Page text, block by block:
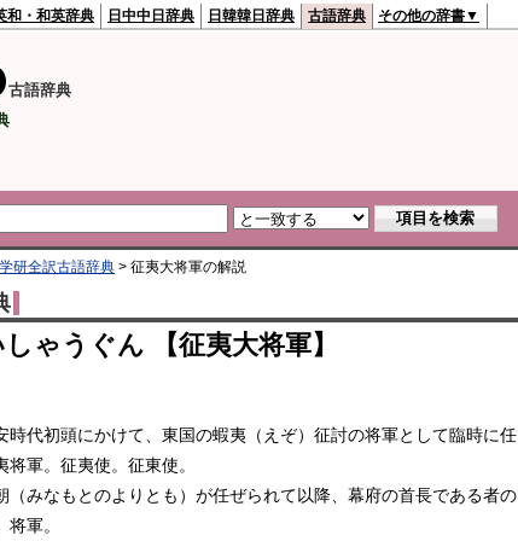
和・和英辞典 日中中日辞典 日韓韓日辞典 古語辞典 その他の辞書▼
古語辞典
学研全訳古語辞典 > 征夷大将軍の解説
ゃうぐん 【征夷大将軍】
時代初頭にかけて、東国の蝦夷（えぞ）征討の将軍として臨時に任
軍。征夷使。征東使。
（みなもとのよりとも）が任ぜられて以降、幕府の首長である者の
軍。